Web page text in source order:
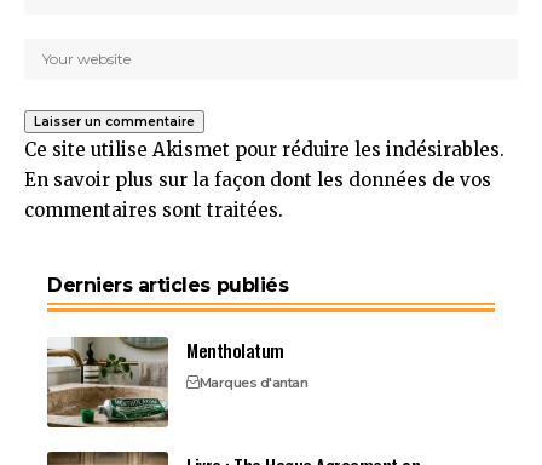
Ce site utilise Akismet pour réduire les indésirables.
En savoir plus sur la façon dont les données de vos
commentaires sont traitées.
Derniers articles publiés
Mentholatum
Marques d'antan